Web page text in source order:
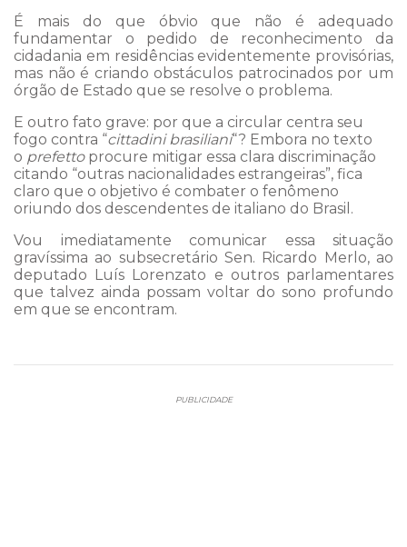
É mais do que óbvio que não é adequado
fundamentar o pedido de reconhecimento da
cidadania em residências evidentemente provisórias,
mas não é criando obstáculos patrocinados por um
órgão de Estado que se resolve o problema.
E outro fato grave: por que a circular centra seu
fogo contra “cittadini brasiliani“? Embora no texto
o prefetto procure mitigar essa clara discriminação
citando “outras nacionalidades estrangeiras”, fica
claro que o objetivo é combater o fenômeno
oriundo dos descendentes de italiano do Brasil.
Vou imediatamente comunicar essa situação
gravíssima ao subsecretário Sen. Ricardo Merlo, ao
deputado Luís Lorenzato e outros parlamentares
que talvez ainda possam voltar do sono profundo
em que se encontram.
PUBLICIDADE